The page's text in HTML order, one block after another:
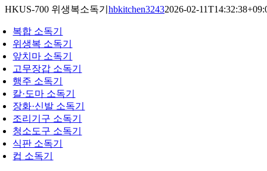
HKUS-700 위생복소독기 hbkitchen32432026-02-
복합 소독기
위생복 소독기
앞치마 소독기
고무장갑 소독기
행주 소독기
칼·도마 소독기
장화·신발 소독기
조리기구 소독기
청소도구 소독기
식판 소독기
컵 소독기